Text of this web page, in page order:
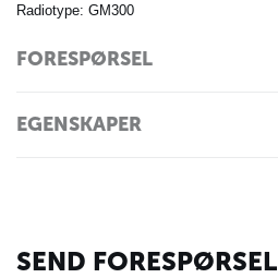
Radiotype: GM300
FORESPØRSEL
EGENSKAPER
SEND FORESPØRSEL